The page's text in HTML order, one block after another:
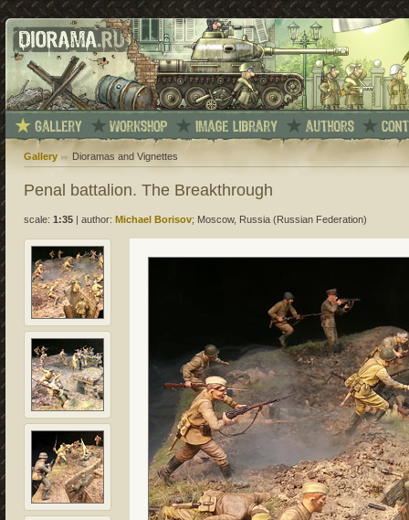
Gallery Dioramas and Vignettes
Penal battalion. The Breakthrough
scale: 1:35 author: Michael Borisov; Moscow, Russia (Russian Federation)